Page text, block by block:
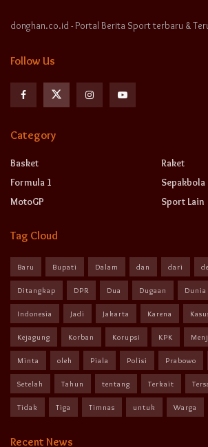
donghan.co.id - Portal Berita Sport terbaru &
Follow Us
Category
Basket
Formula 1
MotoGP
Raket
Sepakbola
Sport Lain
Tag Cloud
Baru Bupati Dalam dan dari
Ditangkap DPR Dua Dugaan Dunia
Indonesia Jadi Jakarta Karena
Kejagung Korban Korupsi KPK
Minta oleh Piala Polisi Prabowo
Setelah Tahun tentang Terkait
Tidak Tiga Timnas untuk Warga
Recent News